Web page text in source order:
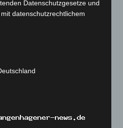
Datenschutzgesetze und
datenschutzrechtlichem